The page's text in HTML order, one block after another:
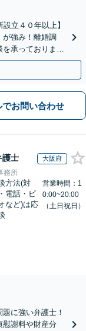
立４０年以上】
強み！離婚調
承っております
分】
でお問い合わせ
護士 大阪府
務所
方法(対
電話・ビ
など)は応
営業時間：1
0:00~20:00
（土日祝日）
に強い弁護士！
慰謝料や財産分